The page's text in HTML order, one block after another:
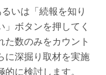
いは「続報を知り
ボタンを押してく
数のみをカウント
に深掘り取材を実施
に検討します。